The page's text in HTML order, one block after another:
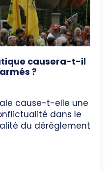
causera-t-il
?
cause-t-elle une
dans le
du dérèglement